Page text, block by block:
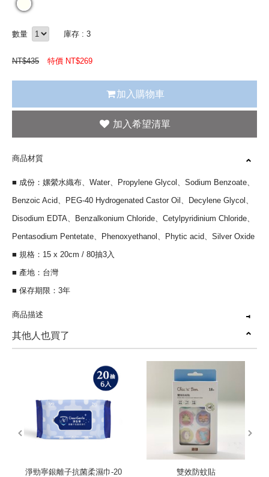
數量 庫存 : 3
NT$435 特價 NT$269
加入購物車
商品材質
■ 成份：嫘縈水織布、Water、Propylene Glycol、Sodium Benzoate、
Benzoic Acid、PEG-40 Hydrogenated Castor Oil、Decylene Glycol、
Disodium EDTA、Benzalkonium Chloride、Cetylpyridinium Chloride、
Pentasodium Pentetate、Phenoxyethanol、Phytic acid、Silver Oxide
■ 規格：15 x 20cm / 80抽3入
■ 產地：台灣
■ 保存期限：3年
商品描述
有效對抗五大菌種
其他人也買了
淨勁寧銀離子抗菌柔濕巾-20
雙效防蚊貼